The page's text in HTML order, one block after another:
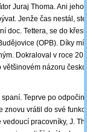
Juraj Thoma. Ani jeho
Jenže čas nestál,
doc. Tettera, se do
(OPB). Díky
Dokraloval v roce
názoru
Teprve po
vrátil do své
pracovníky, J.